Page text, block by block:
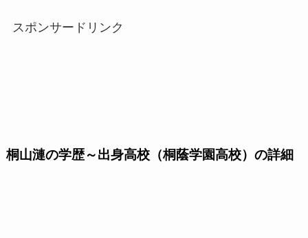
スポンサードリンク
桐山漣の学歴～出身高校（桐蔭学園高校）の詳細